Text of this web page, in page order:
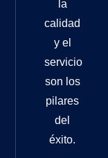
la
calidad
y el
servicio
son los
pilares
del
éxito.